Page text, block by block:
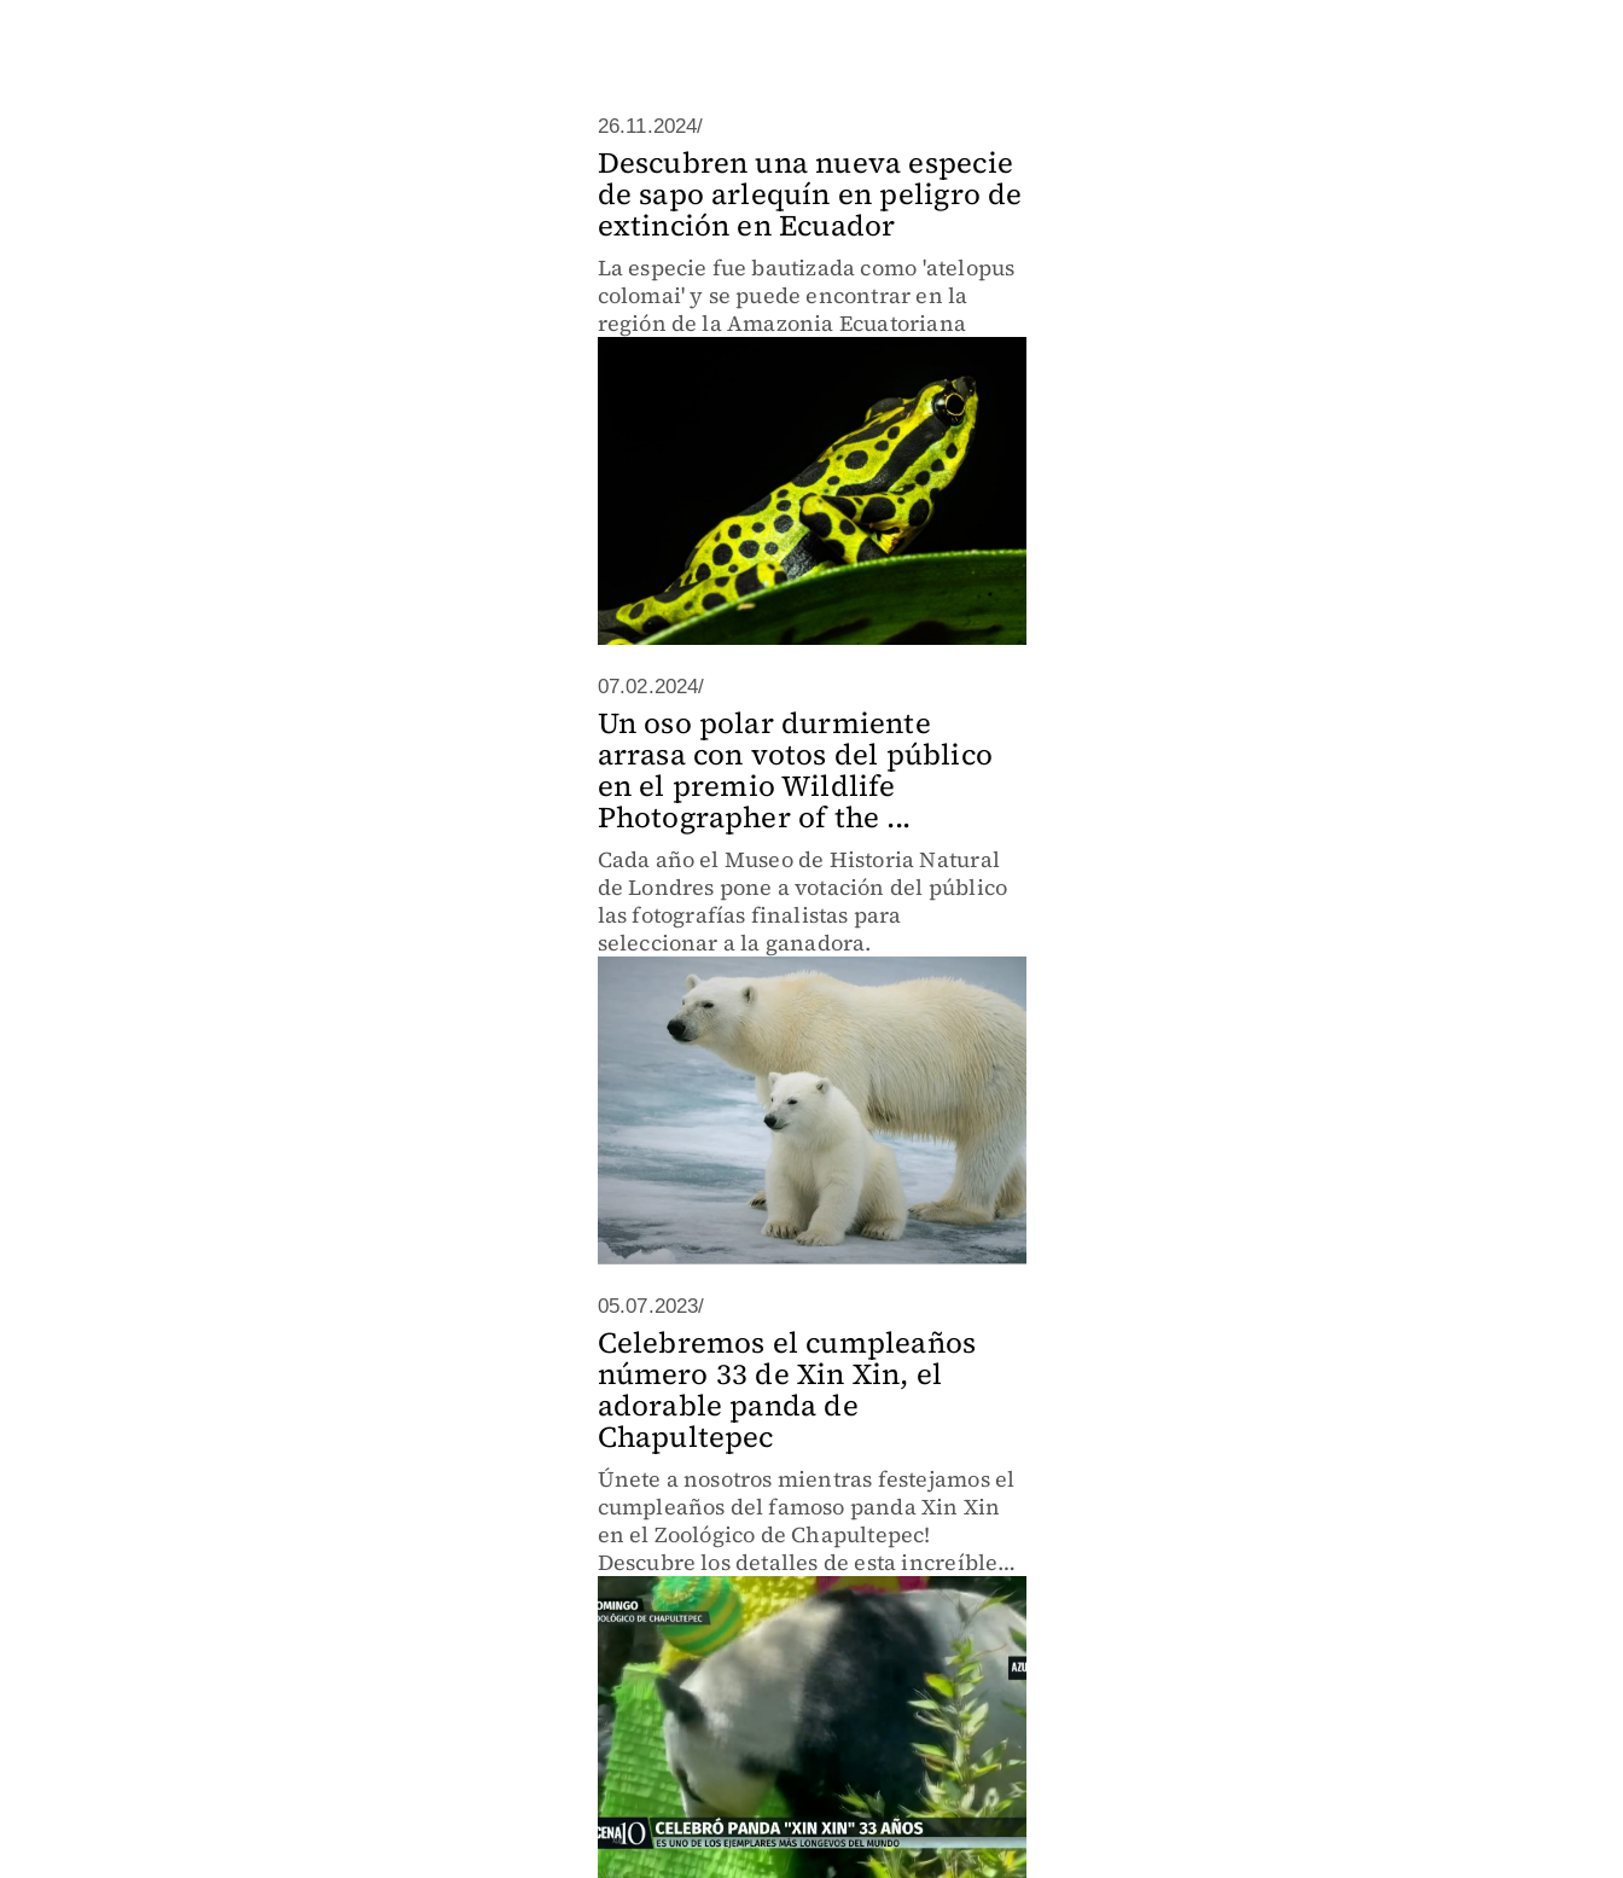
26.11.2024/
Descubren una nueva especie
de sapo arlequín en peligro de
extinción en Ecuador
La especie fue bautizada como 'atelopus
colomai' y se puede encontrar en la
región de la Amazonia Ecuatoriana
07.02.2024/
Un oso polar durmiente
arrasa con votos del público
en el premio Wildlife
Photographer of the ...
Cada año el Museo de Historia Natural
de Londres pone a votación del público
las fotografías finalistas para
seleccionar a la ganadora.
05.07.2023/
Celebremos el cumpleaños
número 33 de Xin Xin, el
adorable panda de
Chapultepec
Únete a nosotros mientras festejamos el
cumpleaños del famoso panda Xin Xin
en el Zoológico de Chapultepec!
Descubre los detalles de esta increíble
celebración y conoce más sobre la vida
de Xin Xin.